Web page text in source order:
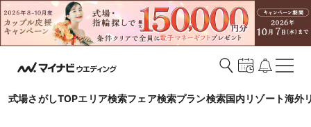
式場さがしTOPエリア検索フェア検索プラン検索国内リゾート海外